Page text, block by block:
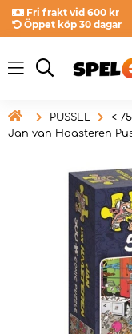
Fri frakt vid 600 kr
Öppet köp 30 dagar
 PUSSEL
<
Jan van Haasteren